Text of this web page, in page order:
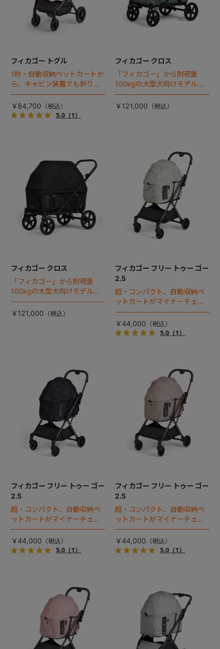
フィカゴー トグル
1秒・自動収納ペットカートか
ら、キャビン装着でも折りた
ためるモデルが登場！
￥84,700
5.0（1）
フィカゴー クロス
「フィカゴー」から耐荷重
100kgの大型犬向けモデルが
登場。
￥121,000
フィカゴー クロス
「フィカゴー」から耐荷重
100kgの大型犬向けモデルが
登場。
￥121,000
フィカゴー フリー トゥー ゴー
2.5
超・コンパクト、自動収納ペ
ットカートがマイナーチェン
ジ！
￥44,000
5.0（1）
フィカゴー フリー トゥー ゴー
2.5
超・コンパクト、自動収納ペ
ットカートがマイナーチェン
ジ！
￥44,000
5.0（1）
フィカゴー フリー トゥー ゴー
2.5
超・コンパクト、自動収納ペ
ットカートがマイナーチェン
ジ！
￥44,000
5.0（1）